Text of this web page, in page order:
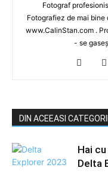
Fotograf
Fotografiez de mai bine
www.CalinStan.com .
- se
DIN ACEEASI
Hai
Delta